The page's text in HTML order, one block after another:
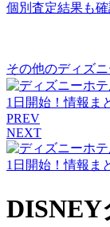
個別査定結果も
その他のディズ
PREV
NEXT